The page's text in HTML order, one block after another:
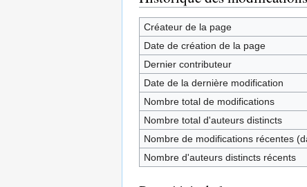
Créateur de la page
Date de création de la page
Dernier contributeur
Date de la dernière modification
Nombre total de modifications
Nombre total d'auteurs distincts
Nombre de modifications récentes
Nombre d'auteurs distincts récents